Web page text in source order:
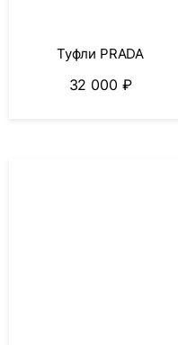
Туфли PRADA
32 000 ₽